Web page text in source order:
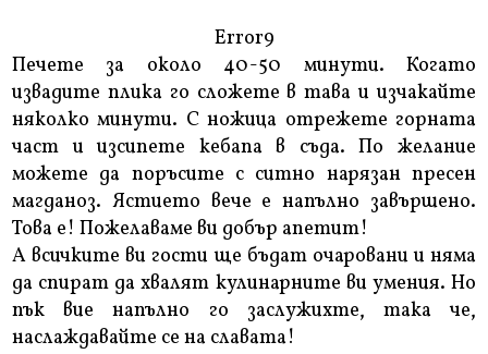
Error9
Печете за около 40-50 минути. Когато
извадите плика го сложете в тава и изчакайте
няколко минути. С ножица отрежете горната
част и изсипете кебапа в съда. По желание
можете да поръсите с ситно нарязан пресен
магданоз. Ястието вече е напълно завършено.
Това е! Пожелаваме ви добър апетит!
А всичките ви гости ще бъдат очаровани и няма
да спират да хвалят кулинарните ви умения. Но
пък вие напълно го заслужихте, така че,
наслаждавайте се на славата!